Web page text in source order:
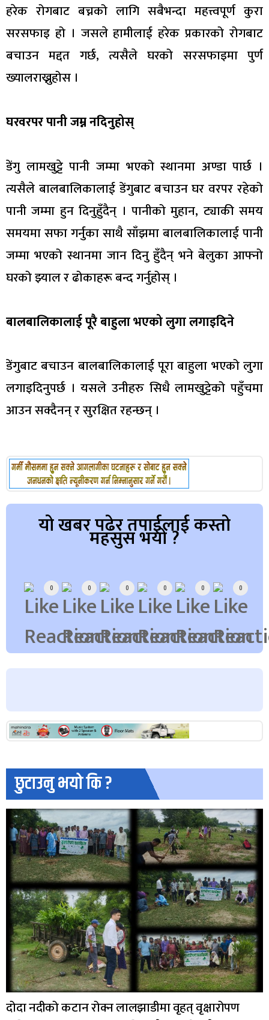
हरेक रोगबाट बच्नको लागि सबैभन्दा महत्त्वपूर्ण कुरा
सरसफाइ हो । जसले हामीलाई हरेक प्रकारको रोगबाट
बचाउन मद्दत गर्छ, त्यसैले घरको सरसफाइमा पुर्ण
ख्यालराख्नुहोस ।
घरवरपर पानी जम्न नदिनुहोस्
डेंगु लामखुट्टे पानी जम्मा भएको स्थानमा अण्डा पार्छ ।
त्यसैले बालबालिकालाई डेंगुबाट बचाउन घर वरपर रहेको
पानी जम्मा हुन दिनुहुँदैन् । पानीको मुहान, ट्याकी समय
समयमा सफा गर्नुका साथै साँझमा बालबालिकालाई पानी
जम्मा भएको स्थानमा जान दिनु हुँदैन् भने बेलुका आफ्नो
घरको झ्याल र ढोकाहरू बन्द गर्नुहोस् ।
बालबालिकालाई पूरै बाहुला भएको लुगा लगाइदिने
डेंगुबाट बचाउन बालबालिकालाई पूरा बाहुला भएको लुगा
लगाइदिनुपर्छ । यसले उनीहरु सिधै लामखुट्टेको पहुँचमा
आउन सक्दैनन् र सुरक्षित रहन्छन् ।
यो खबर पढेर तपाईलाई कस्तो
महसुस भयो ?
0 0 0 0 0 0
छुटाउनु भयो कि ?
दोदा नदीको कटान रोक्न लालझाडीमा वृहत् वृक्षारोपण